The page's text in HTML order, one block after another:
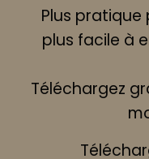
Plus pratique
plus facile à
Téléchargez